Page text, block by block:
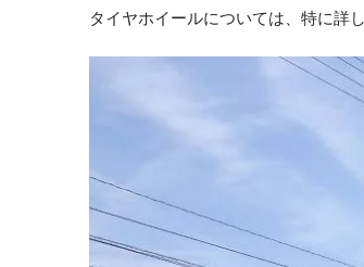
タイヤホイールについては、特に詳